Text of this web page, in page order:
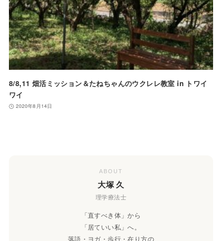
8/8,11 畑活ミッション＆たねちゃんのウクレレ教室 in トワイ
ワイ
2020年8月14日
ABOUT
大塚 久
理学療法士
「直すべき体」から
「居ていい私」へ。
落語・ヨガ・歩行・在り方の